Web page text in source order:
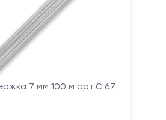
7 мм 100 м арт.С 67